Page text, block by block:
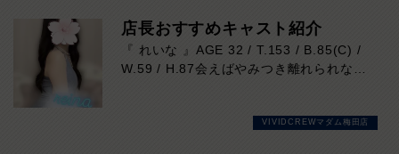
すめ！
気になった方は、ぜひ一度レイさんに会い
分！その日の予定に合わせてお選びくださ
い！ご来店お待ちしております！
店長おすすめキャスト紹介
『 れいな 』AGE 32 / T.153 / B.85(C) /
W.59 / H.87会えばやみつき離れられない
当店のコンセプトぴったりの美しさが溢れ
VIVIDCREWマダム梅田店